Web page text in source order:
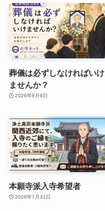
葬儀は必ずしなければいけ
ませんか？
2026年8月6日
本願寺派入寺希望者
2026年7月31日